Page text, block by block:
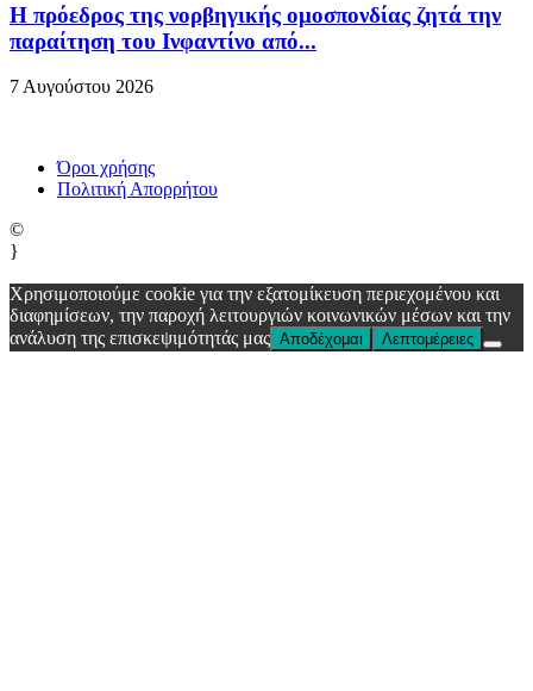
Η πρόεδρος της νορβηγικής ομοσπονδίας ζητά την
παραίτηση του Ινφαντίνο από...
7 Αυγούστου 2026
Όροι χρήσης
Πολιτική Απορρήτου
©
}
Χρησιμοποιούμε cookie για την εξατομίκευση περιεχομένου και
διαφημίσεων, την παροχή λειτουργιών κοινωνικών μέσων και την
ανάλυση της επισκεψιμότητάς μας Αποδέχομαι Λεπτομέρειες